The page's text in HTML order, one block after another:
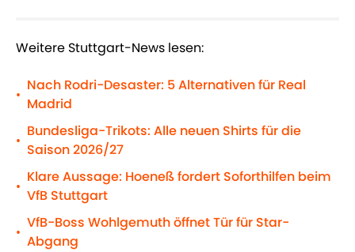
Weitere Stuttgart-News lesen:
•
Nach Rodri-Desaster: 5 Alternativen für Real
Madrid
•
Bundesliga-Trikots: Alle neuen Shirts für die
Saison 2026/27
•
Klare Aussage: Hoeneß fordert Soforthilfen beim
VfB Stuttgart
•
VfB-Boss Wohlgemuth öffnet Tür für Star-
Abgang